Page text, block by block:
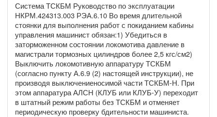
Система ТСКБМ Руководство по эксплуатации
НКРМ.424313.003 РЭА.6.10 Во время длительной
стоянки для выполнения работ с покиданием кабины
управления машинист обязан:1) Убедиться в
заторможенном состоянии локомотива давление в
магистрали тормозных цилиндров более 2,5 кгс/см2)
Выключить локомотивную аппаратуру ТСКБМ
(согласно пункту А.6.9 (2) настоящей инструкции), не
производя выключениеносимой части ТСКБМ-Н. При
этом аппаратура АЛСН (КЛУБ или КЛУБ-У) переходит
в штатный режим работы без ТСКБМ и отменяет
периодическую проверку бдительности машиниста.